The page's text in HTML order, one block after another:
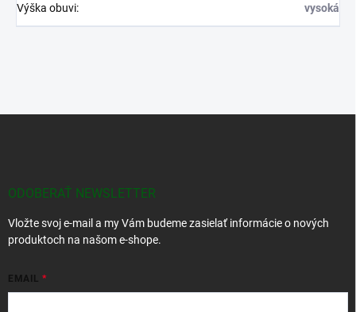
Výška obuvi: vysoká
ODOBERAŤ NEWSLETTER
Vložte svoj e-mail a my Vám budeme zasielať informácie o nových
produktoch na našom e-shope.
EMAIL